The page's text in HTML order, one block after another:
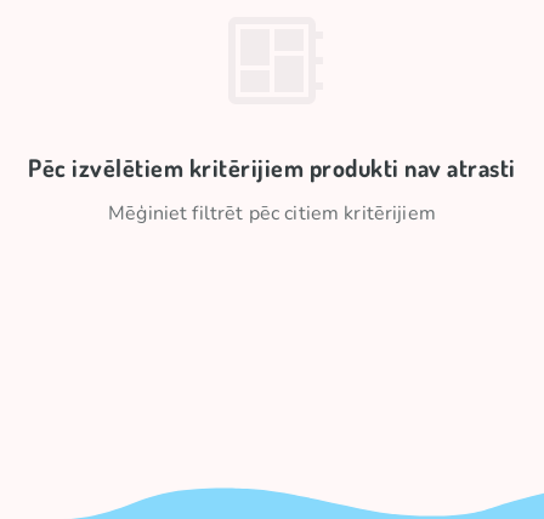
Pēc izvēlētiem kritērijiem produkti nav atrasti
Mēģiniet filtrēt pēc citiem kritērijiem